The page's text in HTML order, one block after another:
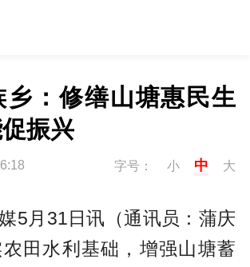
乡：修缮山塘惠民生
振兴
字号： 小 中 大
5月31日讯（通讯员：蒲庆
田水利基础，增强山塘蓄